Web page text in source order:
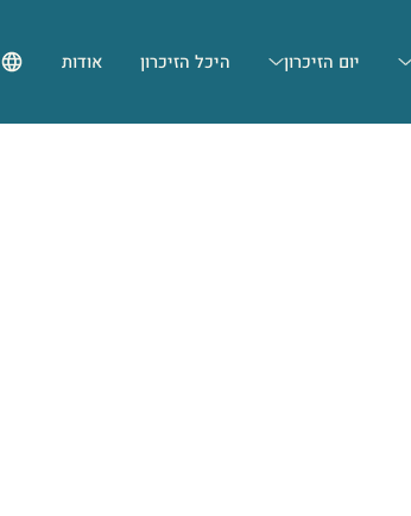
יום הזיכרון היכל הזיכרון אודות